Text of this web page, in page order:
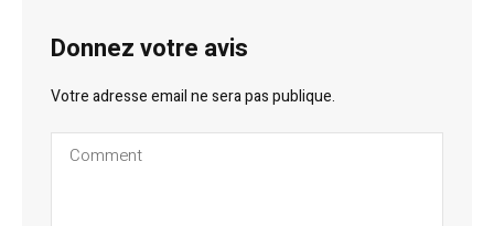
Donnez votre avis
Votre adresse email ne sera pas publique.